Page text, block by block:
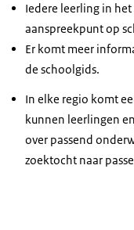
Iedere leerling in
aanspreekpunt op
Er komt meer
de schoolgids.
In elke regio komt
kunnen leerlingen
over passend
zoektocht naar